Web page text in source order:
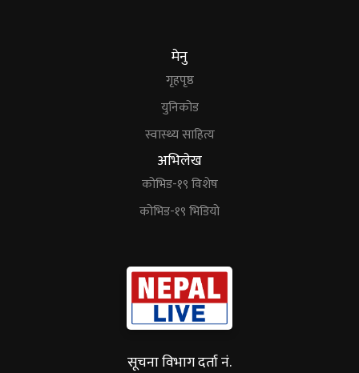
मेनु
गृहपृष्ठ
युनिकोड
स्वास्थ्य साहित्य
अभिलेख
कोभिड-१९ विशेष
कोभिड-१९ भिडियो
सूचना विभाग दर्ता नं.